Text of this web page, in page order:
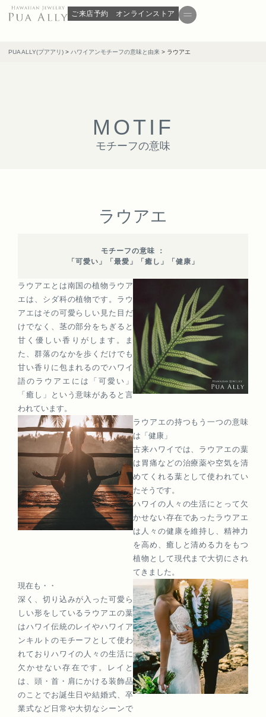
ご来店予約 オンラインストア
PUA ALLY(プアアリ) > ハワイアンモチーフの意味と由来 > ラウアエ
M OT I F
モチーフの意味
ラウアエ
モチーフの意味 ：
「可愛い」「最愛」「癒し」「健康」
ラウアエとは南国の植物ラウア
エは、シダ科の植物です。ラウ
アエはその可愛らしい見た目だ
けでなく、茎の部分をちぎると
甘く優しい香りがします。ま
た、群落のなかを歩くだけでも
甘い香りに包まれるのでハワイ
語のラウアエには「可愛い」
「癒し」という意味があると言
われています。
ラウアエの持つもう一つの意味
は「健康」
古来ハワイでは、ラウアエの葉
は胃痛などの治療薬や空気を清
めてくれる葉として使われてい
たそうです。
ハワイの人々の生活にとって欠
かせない存在であったラウアエ
は人々の健康を維持し、精神力
を高め、癒しと清める力をもつ
植物として現代まで大切にされ
てきました。
現在も・・
深く、切り込みが入った可愛ら
しい形をしているラウアエの葉
はハワイ伝統のレイやハワイア
ンキルトのモチーフとして使わ
れておりハワイの人々の生活に
欠かせない存在です。レイと
は、頭・首・肩にかける装飾品
のことでお誕生日や結婚式、卒
業式など日常や大切なシーンで